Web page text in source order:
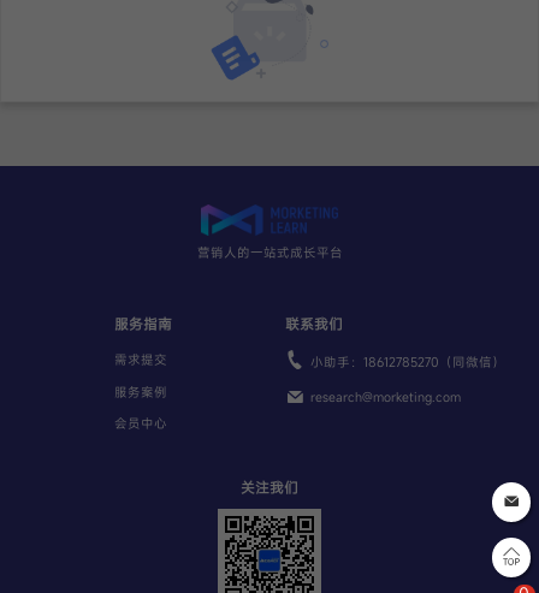
营销人的一站式成长平台
服务指南
需求提交
服务案例
会员中心
联系我们
小助手：18612785270（同微信）
research@morketing.com
关注我们